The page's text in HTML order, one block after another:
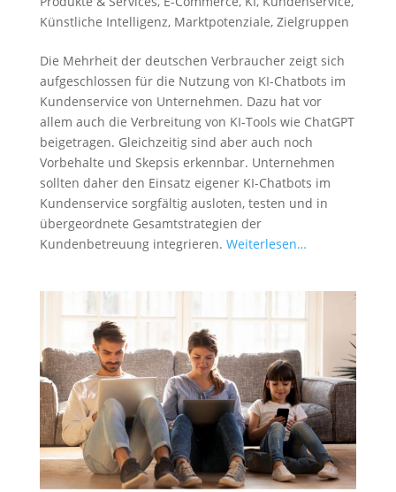
Künstliche Intelligenz, Marktpotenziale, Zielgruppen
Die Mehrheit der deutschen Verbraucher zeigt sich
aufgeschlossen für die Nutzung von KI-Chatbots im
Kundenservice von Unternehmen. Dazu hat vor
allem auch die Verbreitung von KI-Tools wie ChatGPT
beigetragen. Gleichzeitig sind aber auch noch
Vorbehalte und Skepsis erkennbar. Unternehmen
sollten daher den Einsatz eigener KI-Chatbots im
Kundenservice sorgfältig ausloten, testen und in
übergeordnete Gesamtstrategien der
Kundenbetreuung integrieren. Weiterlesen…